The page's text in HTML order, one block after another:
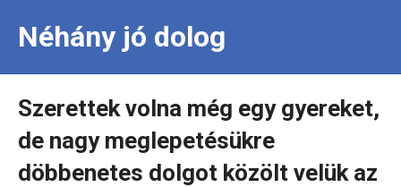
Néhány jó dolog
Szerettek volna még egy gyereket,
de nagy meglepetésükre
döbbenetes dolgot közölt velük az